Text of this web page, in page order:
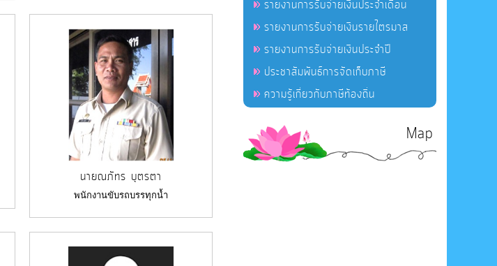
นายณภัทร บุตรตา
พนักงานขับรถบรรทุกน้ำ
รายงานการรับจ่ายเงินประจำเดือน
รายงานการรับจ่ายเงินรายไตรมาส
รายงานการรับจ่ายเงินประจำปี
ประชาสัมพันธ์การจัดเก็บภาษี
ความรู้เกี่ยวกับภาษีท้องถิ่น
Map